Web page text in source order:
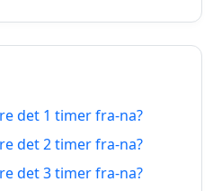
7 timer
fra-na
fra-na
9 timer
fra-na
04.08.2026
det 1 timer fra-na?
det 2 timer fra-na?
det 3 timer fra-na?